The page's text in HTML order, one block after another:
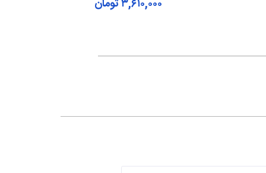
۳,۶۱۰,۰۰۰تومان